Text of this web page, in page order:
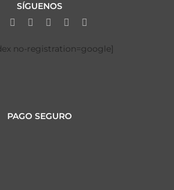
SÍGUENOS
no-registration=google]
PAGO SEGURO